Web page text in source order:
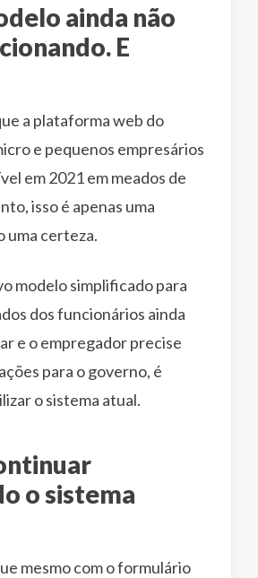
ainda não
E
a plataforma web do
e pequenos empresários
em 2021 em meados de
isso é apenas uma
uma certeza.
modelo simplificado para
dos funcionários ainda
e o empregador precise
para o governo, é
o sistema atual.
o sistema
mesmo com o formulário